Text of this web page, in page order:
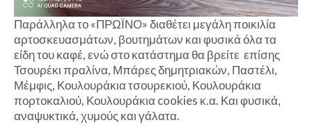
Παράλληλα το «ΠΡΩΪΝΟ» διαθέτει μεγάλη ποικιλία
αρτοσκευασμάτων, βουτημάτων και φυσικά όλα τα
είδη του καφέ, ενώ στο κατάστημα θα βρείτε επίσης
Τσουρέκι πραλίνα, Μπάρες δημητριακών, Παστέλι,
Μέμφις, Κουλουράκια τσουρεκιού, Κουλουράκια
πορτοκαλιού, Κουλουράκια cookies κ.α. Και φυσικά,
αναψυκτικά, χυμούς και γάλατα.